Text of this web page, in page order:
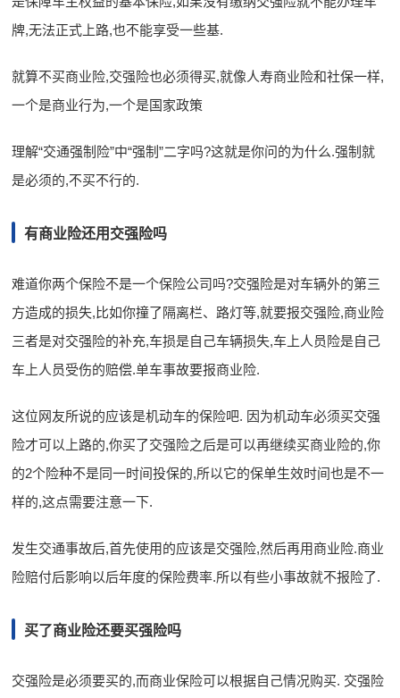
牌,无法正式上路,也不能享受一些基.
就算不买商业险,交强险也必须得买,就像人寿商业险和社保一样,
一个是商业行为,一个是国家政策
理解“交通强制险”中“强制”二字吗?这就是你问的为什么.强制就
是必须的,不买不行的.
有商业险还用交强险吗
难道你两个保险不是一个保险公司吗?交强险是对车辆外的第三
方造成的损失,比如你撞了隔离栏、路灯等,就要报交强险,商业险
三者是对交强险的补充,车损是自己车辆损失,车上人员险是自己
车上人员受伤的赔偿.单车事故要报商业险.
这位网友所说的应该是机动车的保险吧. 因为机动车必须买交强
险才可以上路的,你买了交强险之后是可以再继续买商业险的,你
的2个险种不是同一时间投保的,所以它的保单生效时间也是不一
样的,这点需要注意一下.
发生交通事故后,首先使用的应该是交强险,然后再用商业险.商业
险赔付后影响以后年度的保险费率.所以有些小事故就不报险了.
买了商业险还要买强险吗
交强险是必须要买的,而商业保险可以根据自己情况购买. 交强险